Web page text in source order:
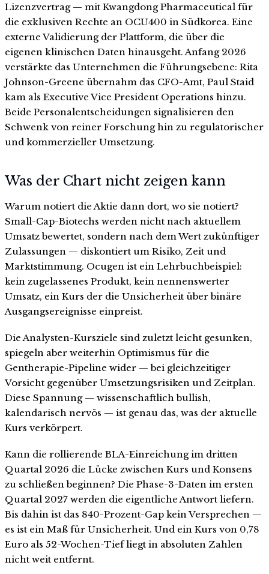
Lizenzvertrag — mit Kwangdong Pharmaceutical für
die exklusiven Rechte an OCU400 in Südkorea. Eine
externe Validierung der Plattform, die über die
eigenen klinischen Daten hinausgeht. Anfang 2026
verstärkte das Unternehmen die Führungsebene: Rita
Johnson-Greene übernahm das CFO-Amt, Paul Staid
kam als Executive Vice President Operations hinzu.
Beide Personalentscheidungen signalisieren den
Schwenk von reiner Forschung hin zu regulatorischer
und kommerzieller Umsetzung.
Was der Chart nicht zeigen kann
Warum notiert die Aktie dann dort, wo sie notiert?
Small-Cap-Biotechs werden nicht nach aktuellem
Umsatz bewertet, sondern nach dem Wert zukünftiger
Zulassungen — diskontiert um Risiko, Zeit und
Marktstimmung. Ocugen ist ein Lehrbuchbeispiel:
kein zugelassenes Produkt, kein nennenswerter
Umsatz, ein Kurs der die Unsicherheit über binäre
Ausgangsereignisse einpreist.
Die Analysten-Kursziele sind zuletzt leicht gesunken,
spiegeln aber weiterhin Optimismus für die
Gentherapie-Pipeline wider — bei gleichzeitiger
Vorsicht gegenüber Umsetzungsrisiken und Zeitplan.
Diese Spannung — wissenschaftlich bullish,
kalendarisch nervös — ist genau das, was der aktuelle
Kurs verkörpert.
Kann die rollierende BLA-Einreichung im dritten
Quartal 2026 die Lücke zwischen Kurs und Konsens
zu schließen beginnen? Die Phase-3-Daten im ersten
Quartal 2027 werden die eigentliche Antwort liefern.
Bis dahin ist das 840-Prozent-Gap kein Versprechen —
es ist ein Maß für Unsicherheit. Und ein Kurs von 0,78
Euro als 52-Wochen-Tief liegt in absoluten Zahlen
nicht weit entfernt.